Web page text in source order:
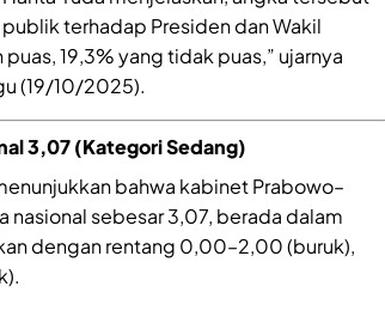
terhadap Presiden dan Wakil
19,3% yang tidak puas,” ujarnya
(19/10/2025).
3,07 (Kategori Sedang)
bahwa kabinet Prabowo–
nasional sebesar 3,07, berada dalam
dengan rentang 0,00–2,00 (buruk),